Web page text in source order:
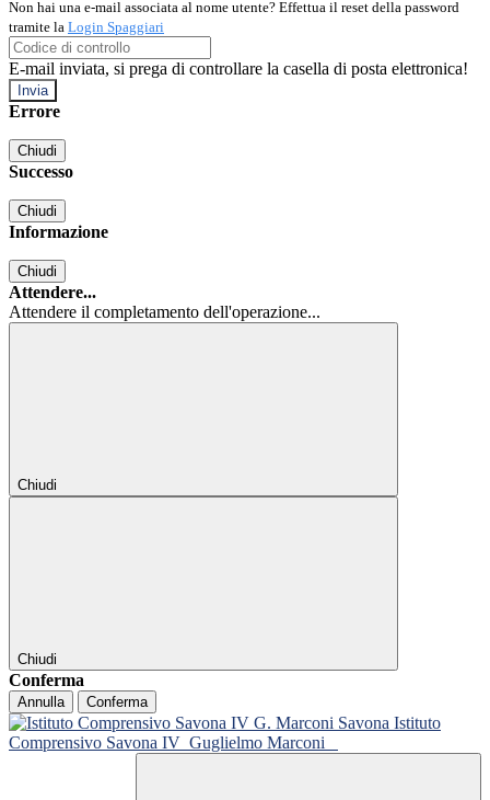
Non hai una e-mail associata al nome utente? Effettua il reset della password
tramite la Login Spaggiari
E-mail inviata, si prega di controllare la casella di posta elettronica!
Errore
Chiudi
Successo
Chiudi
Informazione
Chiudi
Attendere...
Attendere il completamento dell'operazione...
Chiudi
Chiudi
Conferma
Annulla Conferma
Istituto
Comprensivo Savona IV Guglielmo Marconi